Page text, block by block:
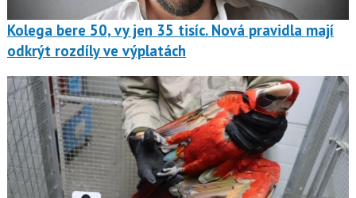
Kolega bere 50, vy jen 35 tisíc. Nová pravidla mají
odkrýt rozdíly ve výplatách